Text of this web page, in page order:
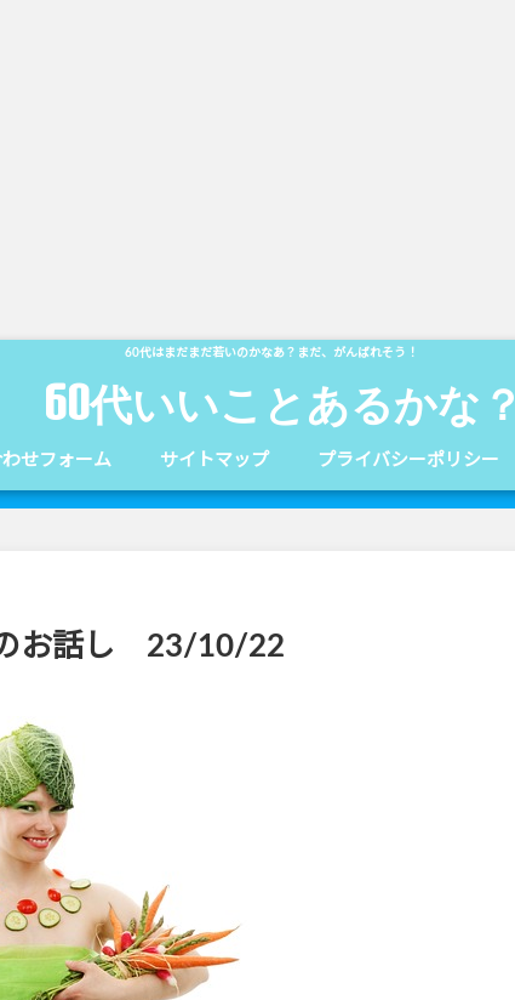
60代はまだまだ若いのかなあ？まだ、がんばれそう！
60代いいことあるかな？
せフォーム サイトマップ プライバシーポリシー
お話し 23/10/22